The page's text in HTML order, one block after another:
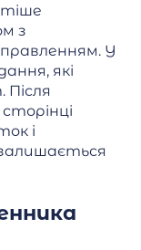
з
У
які
і
залишається